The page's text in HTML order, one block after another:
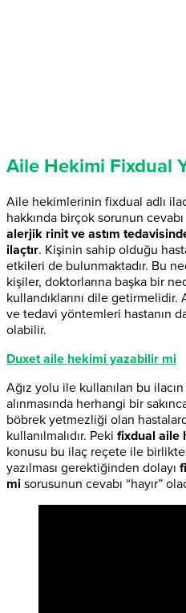
Aile Hekimi Fixdual
Aile hekimlerinin fixdual adlı
hakkında birçok sorunun
alerjik rinit ve astım
ilaçtır. Kişinin sahip olduğu
etkileri de bulunmaktadır. Bu
kişiler, doktorlarına başka bir
kullandıklarını dile
ve tedavi yöntemleri hastanın
olabilir.
Duxet aile hekimi yazabilir mi
Ağız yolu ile kullanılan bu
alınmasında herhangi bir
böbrek yetmezliği olan
kullanılmalıdır. Peki fixdual aile
konusu bu ilaç reçete ile
yazılması gerektiğinden dolayı
mi sorusunun cevabı “hayır”